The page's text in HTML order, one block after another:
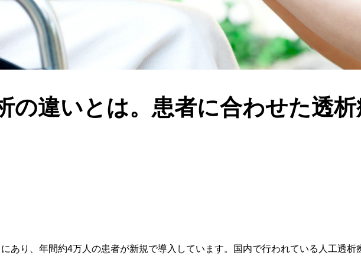
の違いとは。患者に合わせた透
あり、年間約4万人の患者が新規で導入しています。国内で行われている人工透析